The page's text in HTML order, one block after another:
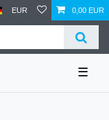
EUR 0,00 EUR
☰